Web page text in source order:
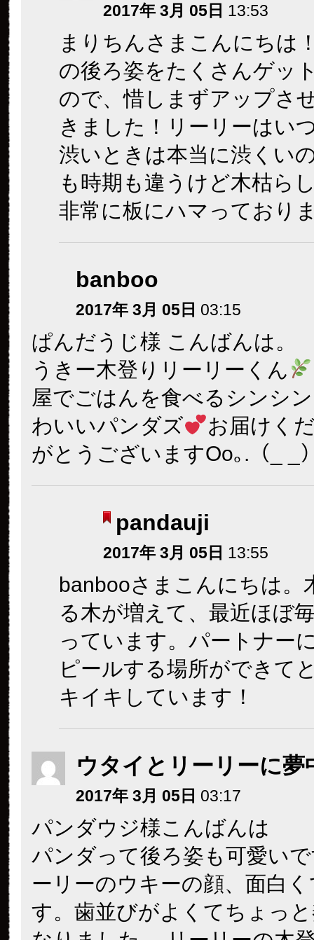
2017年 3月 05日 13:53
まりちんさまこんにちは
の後ろ姿をたくさんゲッ
ので、惜しまずアップさ
きました！リーリーはい
渋いときは本当に渋くい
も時期も違うけど木枯ら
非常に板にハマっており
banboo
2017年 3月 05日 03:15
ぱんだうじ様 こんばんは。
うきー木登りリーリーくん
屋でごはんを食べるシンシ
わいいパンダズ
お届けく
がとうございますOo｡.（_ _
pandauji
2017年 3月 05日 13:55
banbooさまこんにちは。
る木が増えて、最近ほぼ
っています。パートナー
ピールする場所ができて
キイキしています！
ウタイとリーリーに夢
2017年 3月 05日 03:17
パンダウジ様こんばんは
パンダって後ろ姿も可愛い
ーリーのウキーの顔、面白
す。歯並びがよくてちょっ